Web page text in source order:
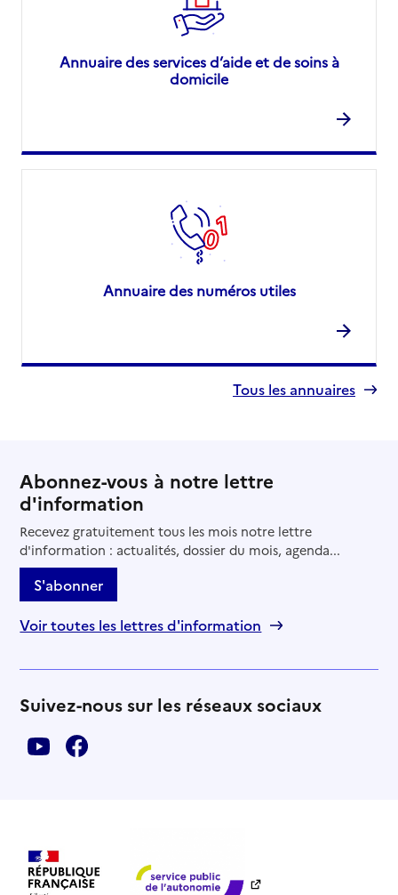
Annuaire des services d’aide et de soins à
domicile
Annuaire des numéros utiles
Tous les annuaires
Abonnez-vous à notre lettre
d'information
Recevez gratuitement tous les mois notre lettre
d'information : actualités, dossier du mois, agenda...
S'abonner
Voir toutes les lettres d'information
Suivez-nous sur les réseaux sociaux